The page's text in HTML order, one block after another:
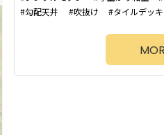
勾配天井
吹抜け タイルデッキ